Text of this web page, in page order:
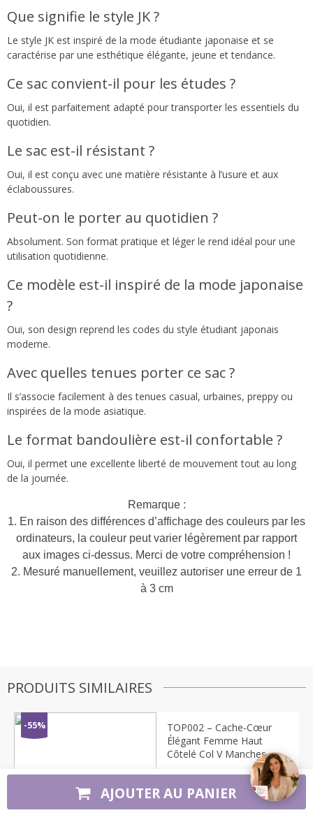
AJOUTER AU PANIER
Que signifie le style JK ?
Le style JK est inspiré de la mode étudiante japonaise et se
caractérise par une esthétique élégante, jeune et tendance.
Ce sac convient-il pour les études ?
Oui, il est parfaitement adapté pour transporter les essentiels du
quotidien.
Le sac est-il résistant ?
Oui, il est conçu avec une matière résistante à l’usure et aux
éclaboussures.
Peut-on le porter au quotidien ?
Absolument. Son format pratique et léger le rend idéal pour une
utilisation quotidienne.
Ce modèle est-il inspiré de la mode japonaise
?
Oui, son design reprend les codes du style étudiant japonais
moderne.
Avec quelles tenues porter ce sac ?
Il s’associe facilement à des tenues casual, urbaines, preppy ou
inspirées de la mode asiatique.
Le format bandoulière est-il confortable ?
Oui, il permet une excellente liberté de mouvement tout au long
de la journée.
Remarque :
1. En raison des différences d’affichage des couleurs par les
ordinateurs, la couleur peut varier légèrement par rapport
aux images ci‑dessus. Merci de votre compréhension !
2. Mesuré manuellement, veuillez autoriser une erreur de 1
à 3 cm
PRODUITS SIMILAIRES
-55%
TOP002 – Cache-Cœur
Élégant Femme Haut
Côtelé Col V Manches
Conseillère Mode
Bonjour
Je peux vous aider à trouver :
Bonjour